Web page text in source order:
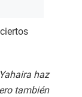
haz
también